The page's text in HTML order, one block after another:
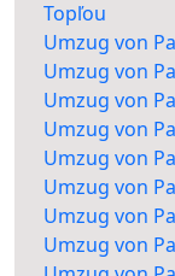
Topľou
Umzug von
Umzug von
Umzug von
Umzug von
Umzug von
Umzug von
Umzug von
Umzug von